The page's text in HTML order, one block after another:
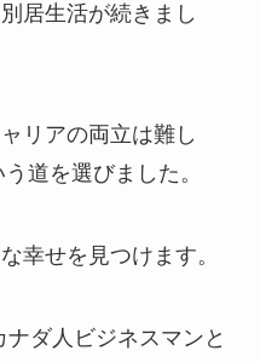
居生活が続きまし
リアの両立は難し
道を選びました。
幸せを見つけます。
ダ人ビジネスマンと